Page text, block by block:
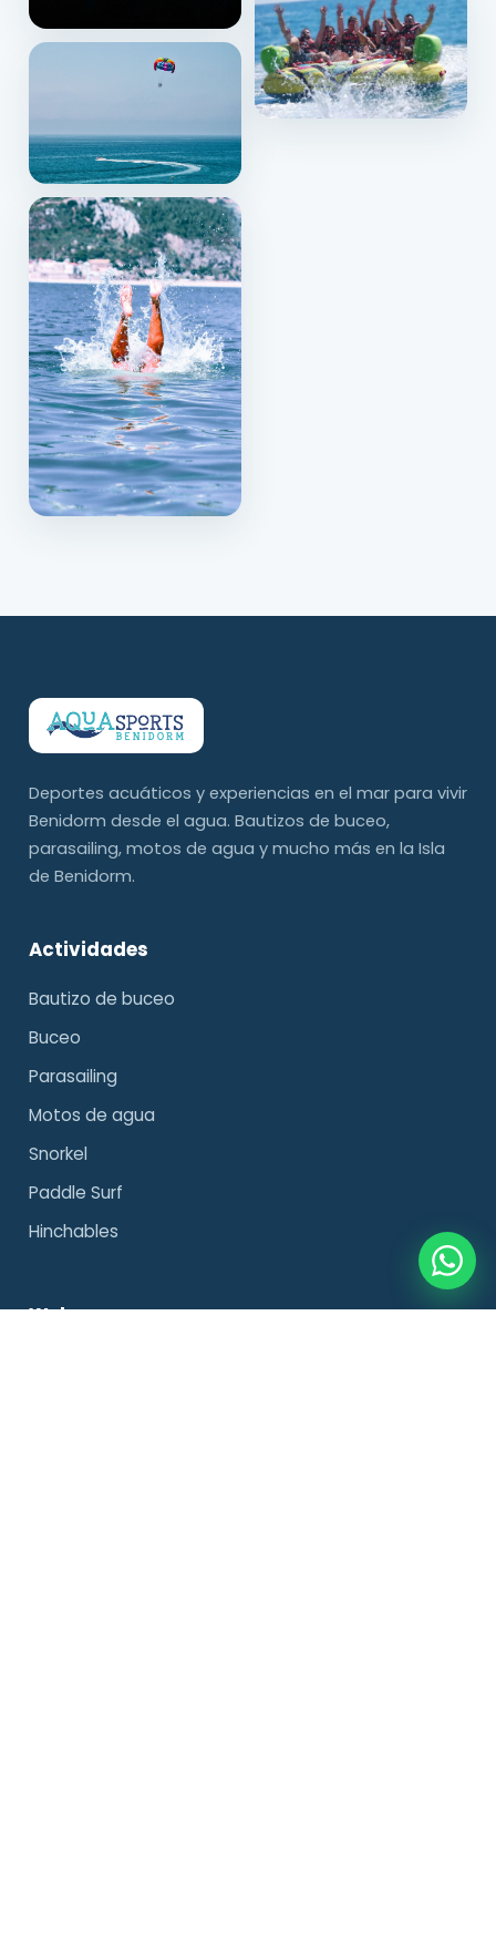
Deportes acuáticos y experiencias en el mar para vivir
Benidorm desde el agua. Bautizos de buceo,
parasailing, motos de agua y mucho más en la Isla
de Benidorm.
Actividades
Bautizo de buceo
Buceo
Parasailing
Motos de agua
Snorkel
Paddle Surf
Hinchables
Web